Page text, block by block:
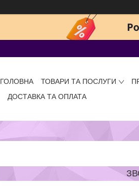
ГОЛОВНА ТОВАРИ ТА ПОСЛУГИ
ДОСТАВКА ТА ОПЛАТА